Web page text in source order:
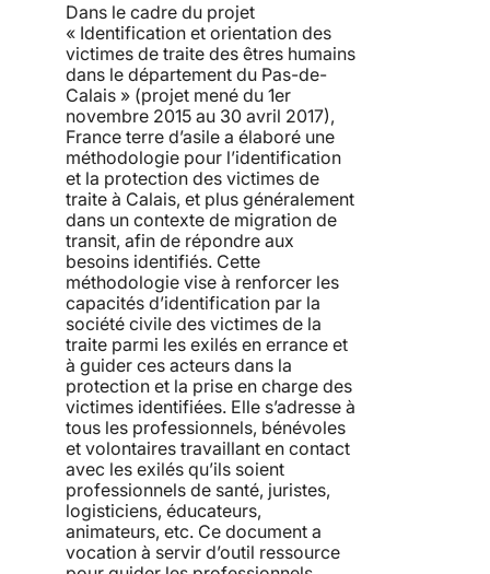
Dans le cadre du projet
« Identification et orientation des
victimes de traite des êtres humains
dans le département du Pas-de-
Calais » (projet mené du 1er
novembre 2015 au 30 avril 2017),
France terre d’asile a élaboré une
méthodologie pour l’identification
et la protection des victimes de
traite à Calais, et plus généralement
dans un contexte de migration de
transit, afin de répondre aux
besoins identifiés. Cette
méthodologie vise à renforcer les
capacités d’identification par la
société civile des victimes de la
traite parmi les exilés en errance et
à guider ces acteurs dans la
protection et la prise en charge des
victimes identifiées. Elle s’adresse à
tous les professionnels, bénévoles
et volontaires travaillant en contact
avec les exilés qu’ils soient
professionnels de santé, juristes,
logisticiens, éducateurs,
animateurs, etc. Ce document a
vocation à servir d’outil ressource